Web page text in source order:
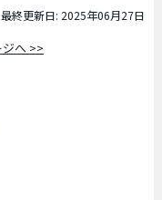
最終更新日: 2025年06月27日
へ >>